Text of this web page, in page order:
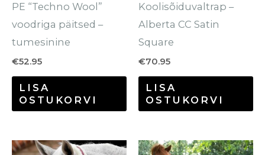
PE “Techno Wool”
voodriga päitsed –
tumesinine
€52.95
LISA
OSTUKORVI
tootelehel.
Koolisõiduvaltrap –
Alberta CC Satin
Square
€70.95
LISA
OSTUKORVI
Sellel